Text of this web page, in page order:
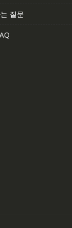
질문